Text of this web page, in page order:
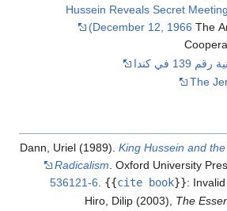
Hussein Reveals Secret
(December 12, 1966 The
في كندا
The
Dann, Uriel (1989). King Hussein and
Radicalism . Oxford University
536121-6
{{cite book}}: Invalid
Hiro, Dilip (2003), The